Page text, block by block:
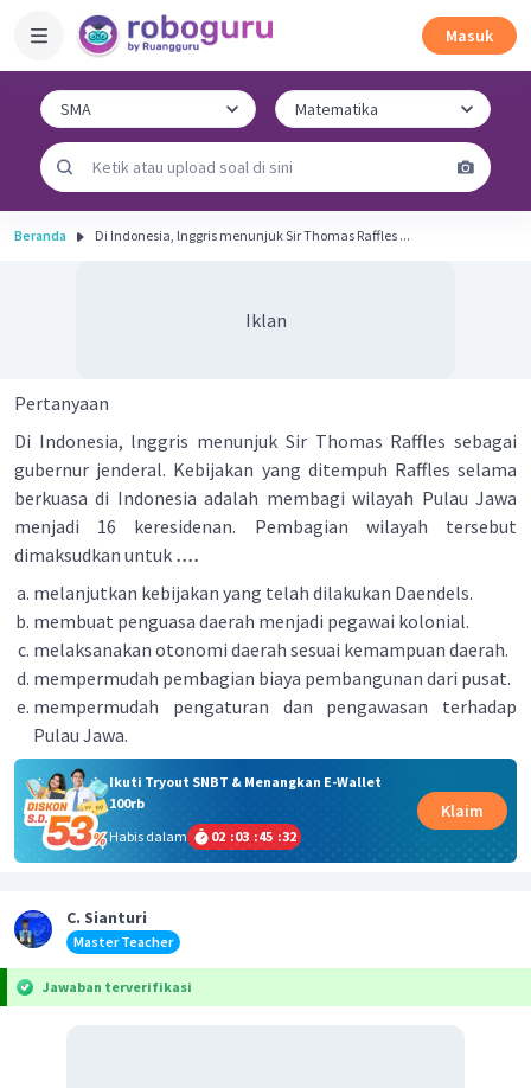
Masuk
Beranda Di Indonesia, lnggris menunjuk Sir Thomas Raffles ...
Iklan
Pertanyaan
Di Indonesia, lnggris menunjuk Sir Thomas Raffles sebagai
gubernur jenderal. Kebijakan yang ditempuh Raffles selama
berkuasa di Indonesia adalah membagi wilayah Pulau Jawa
menjadi 16 keresidenan. Pembagian wilayah tersebut
dimaksudkan untuk ....
melanjutkan kebijakan yang telah dilakukan Daendels.
membuat penguasa daerah menjadi pegawai kolonial.
melaksanakan otonomi daerah sesuai kemampuan daerah.
mempermudah pembagian biaya pembangunan dari pusat.
mempermudah pengaturan dan pengawasan terhadap
Pulau Jawa.
Ikuti Tryout SNBT & Menangkan E-Wallet
100rb
Habis dalam
02 :03 :45 :32
Klaim
C. Sianturi
Master Teacher
Jawaban terverifikasi